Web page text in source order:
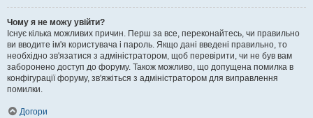
Чому я не можу увійти?
Існує кілька можливих причин. Перш за все, переконайтесь, чи правильно
ви вводите ім'я користувача і пароль. Якщо дані введені правильно, то
необхідно зв'язатися з адміністратором, щоб перевірити, чи не був вам
заборонено доступ до форуму. Також можливо, що допущена помилка в
конфігурації форуму, зв'яжіться з адміністратором для виправлення
помилки.
Догори